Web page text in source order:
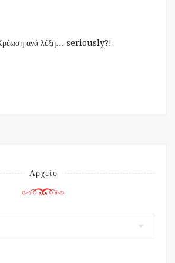
ανά λέξη… seriously?!
Αρχείο